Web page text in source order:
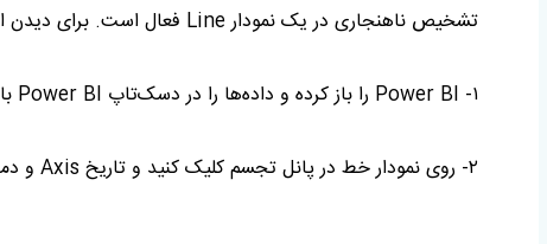
تشخیص ناهنجاری در یک نمودار Line فعال است. برای دیدن اینکه ابتدا مجموعه داده را وارد می‌کند.
۱- Power BI را باز کرده و داده‌ها را در دسک‌تاپ Power BI بارگذاری کنید.
۲- روی نمودار خط در پانل تجسم کلیک کنید و تاریخ Axis و دما را به مقادیر انتخاب کنید.